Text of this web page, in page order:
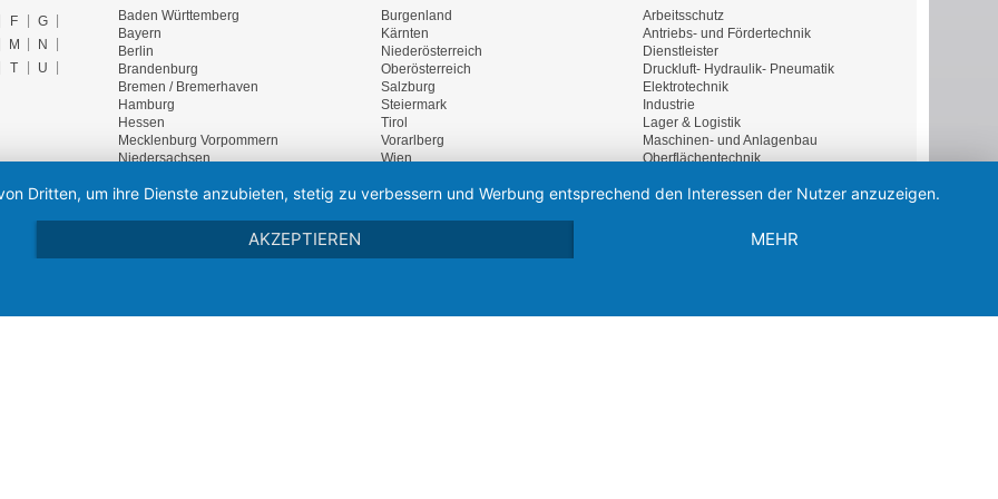
F
G
M
N
T
U
M
N
U
Baden Württemberg
Bayern
Berlin
Brandenburg
Bremen / Bremerhaven
Hamburg
Hessen
Mecklenburg Vorpommern
Niedersachsen
Rheinland Pfalz
Burgenland
Kärnten
Niederösterreich
Oberösterreich
Salzburg
Steiermark
Tirol
Vorarlberg
Wien
Arbeitsschutz
Antriebs- und Fördertechnik
Dienstleister
Druckluft- Hydraulik- Pneumatik
Elektrotechnik
Industrie
Lager & Logistik
Maschinen- und Anlagenbau
Oberflächentechnik
Messtechnik
Dritten, um ihre Dienste anzubieten, stetig zu verbessern und Werbung entsprechend den Interessen der Nutzer anzuzeigen.
AKZEPTIEREN MEHR